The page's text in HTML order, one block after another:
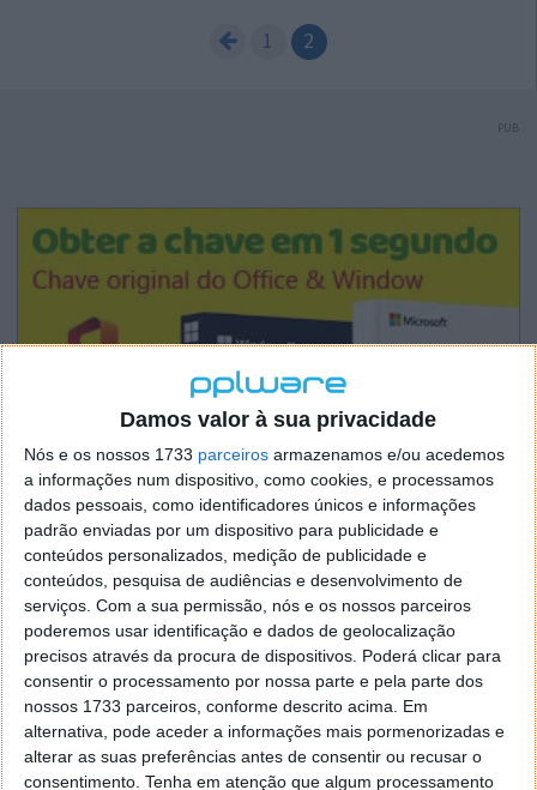
Damos valor à sua privacidade
Nós e os nossos 1733 parceiros armazenamos e/ou acedemos
a informações num dispositivo, como cookies, e processamos
dados pessoais, como identificadores únicos e informações
padrão enviadas por um dispositivo para publicidade e
conteúdos personalizados, medição de publicidade e
conteúdos, pesquisa de audiências e desenvolvimento de
serviços. Com a sua permissão, nós e os nossos parceiros
poderemos usar identificação e dados de geolocalização
precisos através da procura de dispositivos. Poderá clicar para
consentir o processamento por nossa parte e pela parte dos
nossos 1733 parceiros, conforme descrito acima. Em
alternativa, pode aceder a informações mais pormenorizadas e
alterar as suas preferências antes de consentir ou recusar o
consentimento. Tenha em atenção que algum processamento
1 2
PUB